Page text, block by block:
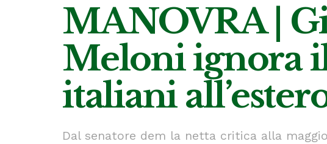
MANOVRA |
Meloni ignora
italiani
Dal senatore dem la netta critica alla